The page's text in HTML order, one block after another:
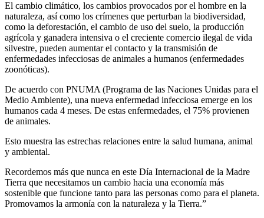
El cambio climático, los cambios provocados por el hombre en la
naturaleza, así como los crímenes que perturban la biodiversidad,
como la deforestación, el cambio de uso del suelo, la producción
agrícola y ganadera intensiva o el creciente comercio ilegal de vida
silvestre, pueden aumentar el contacto y la transmisión de
enfermedades infecciosas de animales a humanos (enfermedades
zoonóticas).
De acuerdo con PNUMA (Programa de las Naciones Unidas para el
Medio Ambiente), una nueva enfermedad infecciosa emerge en los
humanos cada 4 meses. De estas enfermedades, el 75% provienen
de animales.
Esto muestra las estrechas relaciones entre la salud humana, animal
y ambiental.
Recordemos más que nunca en este Día Internacional de la Madre
Tierra que necesitamos un cambio hacia una economía más
sostenible que funcione tanto para las personas como para el planeta.
Promovamos la armonía con la naturaleza y la Tierra.”